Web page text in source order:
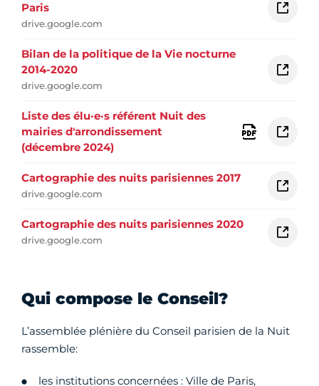
Paris
drive.google.com
Bilan de la politique de la Vie nocturne
2014-2020
drive.google.com
Liste des élu·e·s référent Nuit des
mairies d'arrondissement
(décembre 2024)
Cartographie des nuits parisiennes 2017
drive.google.com
Cartographie des nuits parisiennes 2020
drive.google.com
Qui compose le Conseil?
L’assemblée plénière du Conseil parisien de la Nuit
rassemble:
les institutions concernées : Ville de Paris,